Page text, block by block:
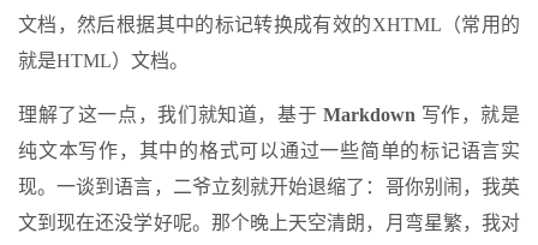
文档，然后根据其中的标记转换成有效的XHTML（常用的
就是HTML）文档。
理解了这一点，我们就知道，基于 Markdown 写作，就是
纯文本写作，其中的格式可以通过一些简单的标记语言实
现。一谈到语言，二爷立刻就开始退缩了：哥你别闹，我英
文到现在还没学好呢。那个晚上天空清朗，月弯星繁，我对